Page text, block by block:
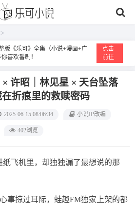
>
版《乐可》全集（小说+漫画+广
喜欢番剧！
点击
前往
× 许昭｜林见星 × 天台坠落
折痕里的救赎密码
2025-06-15 08:06:34 小说IP改编
402浏览
飞机里，却独独漏了最想说的那
事掠过耳际，蛙趣FM独家上架的都